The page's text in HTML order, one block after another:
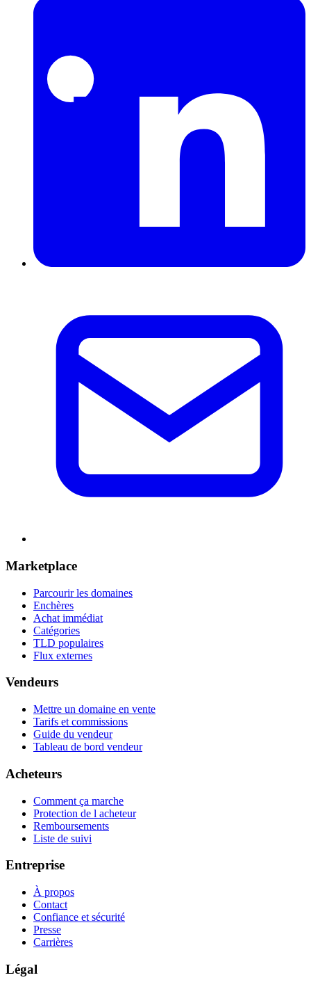
Marketplace
Parcourir les domaines
Enchères
Achat immédiat
Catégories
TLD populaires
Flux externes
Vendeurs
Mettre un domaine en vente
Tarifs et commissions
Guide du vendeur
Tableau de bord vendeur
Acheteurs
Comment ça marche
Protection de l acheteur
Remboursements
Liste de suivi
Entreprise
À propos
Contact
Confiance et sécurité
Presse
Carrières
Légal